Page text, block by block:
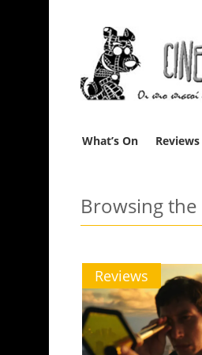
What’s On Reviews
Browsing the
Reviews